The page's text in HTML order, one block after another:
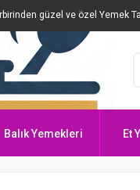
güzel ve özel Yemek
Balık Yemekleri Et